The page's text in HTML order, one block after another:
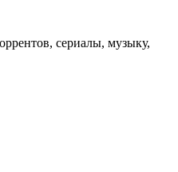
сериалы, музыку,